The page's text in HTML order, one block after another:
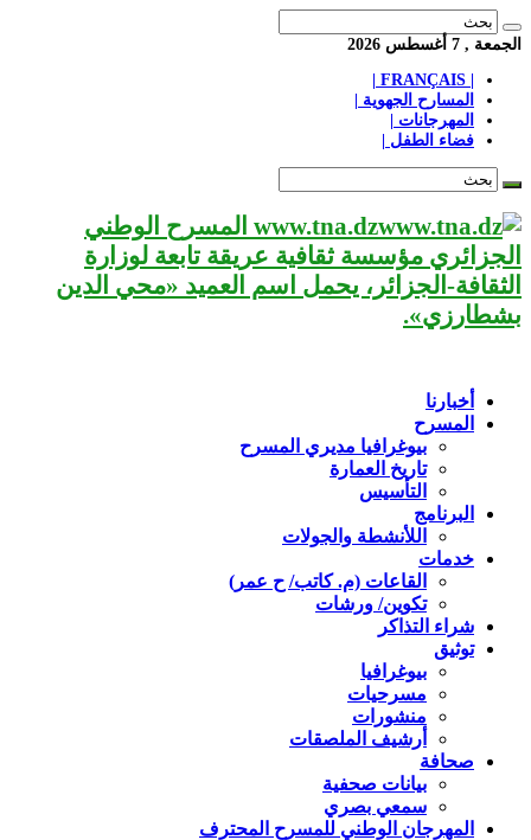
الجمعة , 7 أغسطس 2026
المسارح الجهوية |
المهرجانات |
فضاء الطفل |
www.tna.dz المسرح الوطني
الجزائري مؤسسة ثقافية عريقة تابعة لوزارة
الثقافة-الجزائر، يحمل اسم العميد «محي الدين
بشطارزي».
أخبارنا
المسرح
بيوغرافيا مديري المسرح
تاريخ العمارة
التأسيس
البرنامج
اللأنشطة والجولات
خدمات
القاعات (م. كاتب/ ح عمر)
تكوين/ ورشات
شراء التذاكر
توثيق
بيوغرافيا
مسرحيات
منشورات
أرشيف الملصقات
صحافة
بيانات صحفية
سمعي بصري
المهرجان الوطني للمسرح المحترف